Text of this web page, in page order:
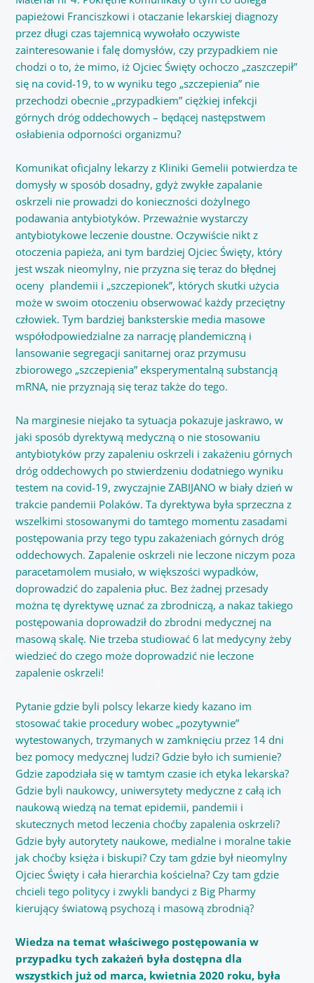
papieżowi Franciszkowi i otaczanie lekarskiej diagnozy
przez długi czas tajemnicą wywołało oczywiste
zainteresowanie i falę domysłów, czy przypadkiem nie
chodzi o to, że mimo, iż Ojciec Święty ochoczo „zaszczepił”
się na covid-19, to w wyniku tego „szczepienia” nie
przechodzi obecnie „przypadkiem” ciężkiej infekcji
górnych dróg oddechowych – będącej następstwem
osłabienia odporności organizmu?
Komunikat oficjalny lekarzy z Kliniki Gemelii potwierdza te
domysły w sposób dosadny, gdyż zwykłe zapalanie
oskrzeli nie prowadzi do konieczności dożylnego
podawania antybiotyków. Przeważnie wystarczy
antybiotykowe leczenie doustne. Oczywiście nikt z
otoczenia papieża, ani tym bardziej Ojciec Święty, który
jest wszak nieomylny, nie przyzna się teraz do błędnej
oceny plandemii i „szczepionek”, których skutki użycia
może w swoim otoczeniu obserwować każdy przeciętny
człowiek. Tym bardziej banksterskie media masowe
współodpowiedzialne za narrację plandemiczną i
lansowanie segregacji sanitarnej oraz przymusu
zbiorowego „szczepienia” eksperymentalną substancją
mRNA, nie przyznają się teraz także do tego.
Na marginesie niejako ta sytuacja pokazuje jaskrawo, w
jaki sposób dyrektywą medyczną o nie stosowaniu
antybiotyków przy zapaleniu oskrzeli i zakażeniu górnych
dróg oddechowych po stwierdzeniu dodatniego wyniku
testem na covid-19, zwyczajnie ZABIJANO w biały dzień w
trakcie pandemii Polaków. Ta dyrektywa była sprzeczna z
wszelkimi stosowanymi do tamtego momentu zasadami
postępowania przy tego typu zakażeniach górnych dróg
oddechowych. Zapalenie oskrzeli nie leczone niczym poza
paracetamolem musiało, w większości wypadków,
doprowadzić do zapalenia płuc. Bez żadnej przesady
można tę dyrektywę uznać za zbrodniczą, a nakaz takiego
postępowania doprowadził do zbrodni medycznej na
masową skalę. Nie trzeba studiować 6 lat medycyny żeby
wiedzieć do czego może doprowadzić nie leczone
zapalenie oskrzeli!
Pytanie gdzie byli polscy lekarze kiedy kazano im
stosować takie procedury wobec „pozytywnie”
wytestowanych, trzymanych w zamknięciu przez 14 dni
bez pomocy medycznej ludzi? Gdzie było ich sumienie?
Gdzie zapodziała się w tamtym czasie ich etyka lekarska?
Gdzie byli naukowcy, uniwersytety medyczne z całą ich
naukową wiedzą na temat epidemii, pandemii i
skutecznych metod leczenia choćby zapalenia oskrzeli?
Gdzie były autorytety naukowe, medialne i moralne takie
jak choćby księża i biskupi? Czy tam gdzie był nieomylny
Ojciec Święty i cała hierarchia kościelna? Czy tam gdzie
chcieli tego politycy i zwykli bandyci z Big Pharmy
kierujący światową psychozą i masową zbrodnią?
Wiedza na temat właściwego postępowania w
przypadku tych zakażeń była dostępna dla
wszystkich już od marca, kwietnia 2020 roku, była